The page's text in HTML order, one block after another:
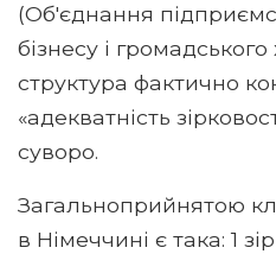
(Об'єднання
бізнесу і
структура фактично
«адекватність
суворо.
Загальноприйнятою
в Німеччині є така: 1